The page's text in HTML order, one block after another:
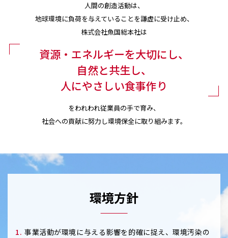
人間の創造活動は、
地球環境に負荷を与えていることを謙虚に受け止め、
株式会社魚国総本社は
資源・エネルギーを大切にし、
自然と共生し、
人にやさしい食事作り
をわれわれ従業員の手で育み、
社会への貢献に努力し環境保全に取り組みます。
環境方針
1. 事業活動が環境に与える影響を的確に捉え、環境汚染の